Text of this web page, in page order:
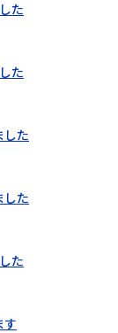
た
た
した
した
た
す